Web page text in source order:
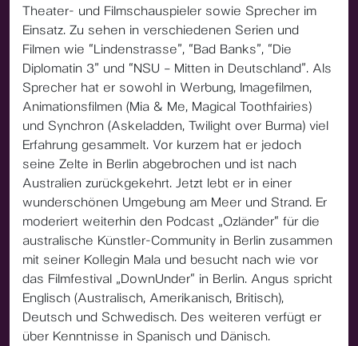
Theater- und Filmschauspieler sowie Sprecher im
Einsatz. Zu sehen in verschiedenen Serien und
Filmen wie “Lindenstrasse”, “Bad Banks”, “Die
Diplomatin 3” und “NSU – Mitten in Deutschland”. Als
Sprecher hat er sowohl in Werbung, Imagefilmen,
Animationsfilmen (Mia & Me, Magical Toothfairies)
und Synchron (Askeladden, Twilight over Burma) viel
Erfahrung gesammelt. Vor kurzem hat er jedoch
seine Zelte in Berlin abgebrochen und ist nach
Australien zurückgekehrt. Jetzt lebt er in einer
wunderschönen Umgebung am Meer und Strand. Er
moderiert weiterhin den Podcast „Ozländer“ für die
australische Künstler-Community in Berlin zusammen
mit seiner Kollegin Mala und besucht nach wie vor
das Filmfestival „DownUnder“ in Berlin. Angus spricht
Englisch (Australisch, Amerikanisch, Britisch),
Deutsch und Schwedisch. Des weiteren verfügt er
über Kenntnisse in Spanisch und Dänisch.